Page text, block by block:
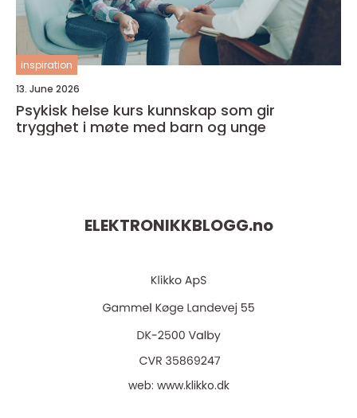
inspiration
13. June 2026
Psykisk helse kurs kunnskap som gir
trygghet i møte med barn og unge
ELEKTRONIKKBLOGG.no
web: www.klikko.dk